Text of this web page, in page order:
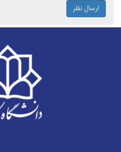
ارسال نظر